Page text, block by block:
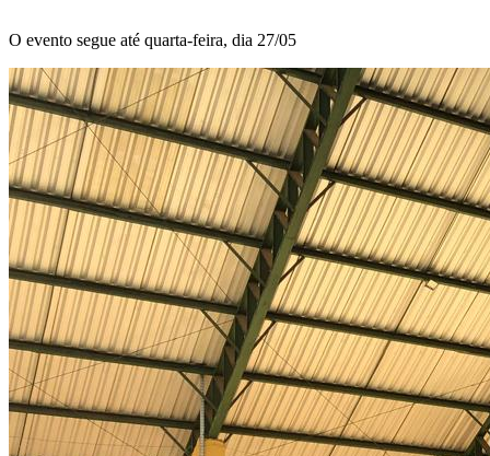
O evento segue até quarta-feira, dia 27/05